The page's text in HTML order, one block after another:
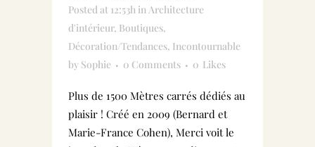
Posted at 12:53h inArchitecture
d'intérieur, Boutiques,
Décoration/Tendances, Incontournable
by Sophie 0 Comments 0 Likes
Plus de 1500 Mètres carrés dédiés au
plaisir ! Créé en 2009 (Bernard et
Marie-France Cohen), Merci voit le